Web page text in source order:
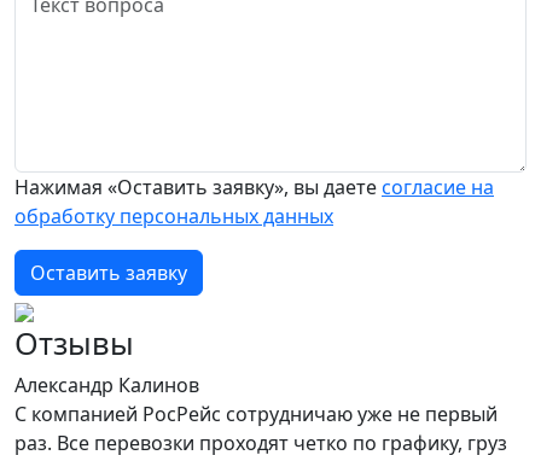
Нажимая «Оставить заявку», вы даетесогласие на
обработку персональных данных
Оставить заявку
Отзывы
Александр Калинов
С компанией РосРейс сотрудничаю уже не первый
раз. Все перевозки проходят четко по графику, груз